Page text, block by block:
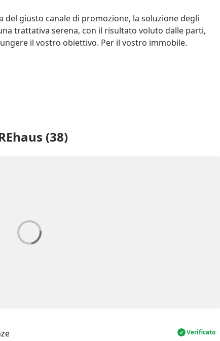
giusto canale di promozione, la soluzione degli
trattativa serena, con il risultato voluto dalle parti,
il vostro obiettivo. Per il vostro immobile.
(38)
Verificato